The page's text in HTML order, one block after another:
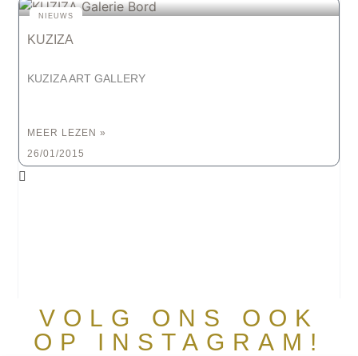
NIEUWS
KUZIZA
KUZIZA ART GALLERY
MEER LEZEN »
26/01/2015
VOLG ONS OOK
OP INSTAGRAM!